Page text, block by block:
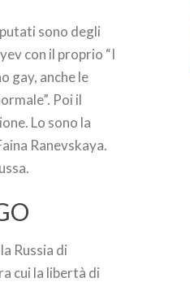
sono degli
con il proprio “I
gay, anche le
Poi il
Lo sono la
Ranevskaya.
Russia di
cui la libertà di